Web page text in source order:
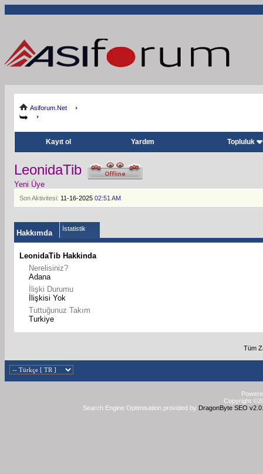
Asiforum.Net
Kayıt ol Yardım Topluluk
LeonidaTib
Yeni Üye
Son Aktivitesi: 11-16-2025 02:51 AM
Hakkımda İstatistik
LeonidaTib Hakkinda
Nerelisiniz?
Adana
İlişki Durumu
İlişkisi Yok
Tuttuğunuz Takım
Turkiye
Tüm
Copyright
Search Engine Optimisation provided by DragonByte SEO